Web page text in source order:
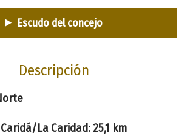
Escudo del concejo
Descripción
La Caridad: 25,1 km